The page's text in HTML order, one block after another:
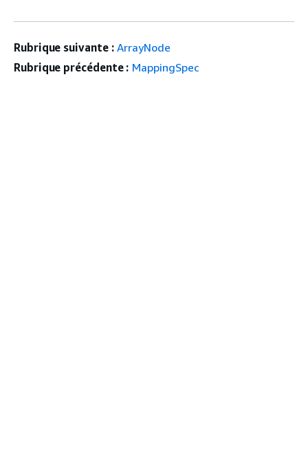
Rubrique suivante : ArrayNode
Rubrique précédente : MappingSpec